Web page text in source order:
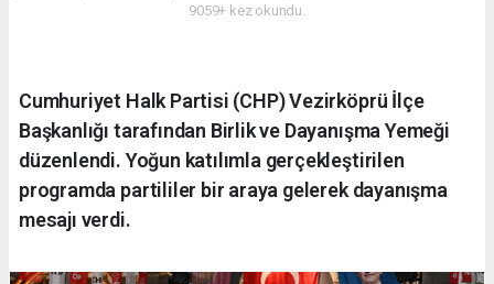
9059+ kez okundu.
Cumhuriyet Halk Partisi (CHP) Vezirköprü İlçe
Başkanlığı tarafından Birlik ve Dayanışma Yemeği
düzenlendi. Yoğun katılımla gerçekleştirilen
programda partililer bir araya gelerek dayanışma
mesajı verdi.